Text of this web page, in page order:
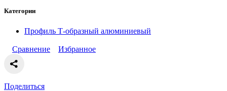
Категории
Профиль Т-образный алюминиевый
Сравнение Избранное
Поделиться